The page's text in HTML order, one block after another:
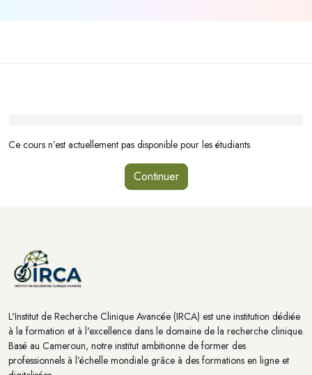
Blocs
Ce cours n’est actuellement pas disponible pour les étudiants
Continuer
L'Institut de Recherche Clinique Avancée (IRCA) est une institution dédiée
à la formation et à l'excellence dans le domaine de la recherche clinique.
Basé au Cameroun, notre institut ambitionne de former des
professionnels à l’échelle mondiale grâce à des formations en ligne et